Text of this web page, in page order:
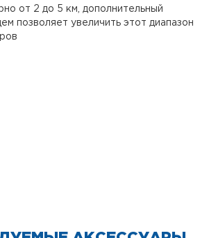
от 2 до 5 км, дополнительный
позволяет увеличить этот диапазон